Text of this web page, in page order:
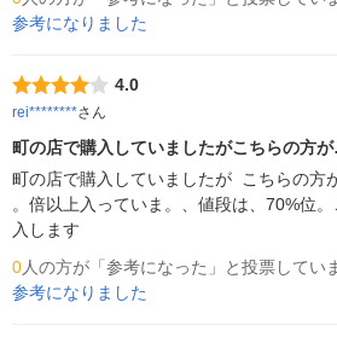
参考になりました
4.0
rei********さん
町の店で購入していましたがこちらの方
町の店で購入していましたが  こちらの方
。倍以上入っていま。、値段は、70%位
入します
0人の方が「参考になった」と投票してい
参考になりました